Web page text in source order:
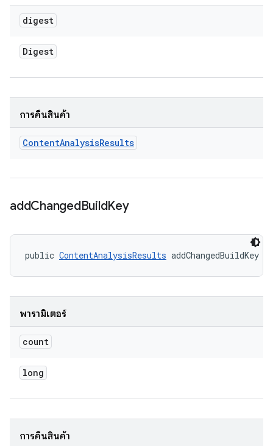
digest
Digest
การคืนสินค้า
ContentAnalysisResults
addChangedBuildKey
public ContentAnalysisResults addChangedBuildKey
พารามิเตอร์
count
long
การคืนสินค้า